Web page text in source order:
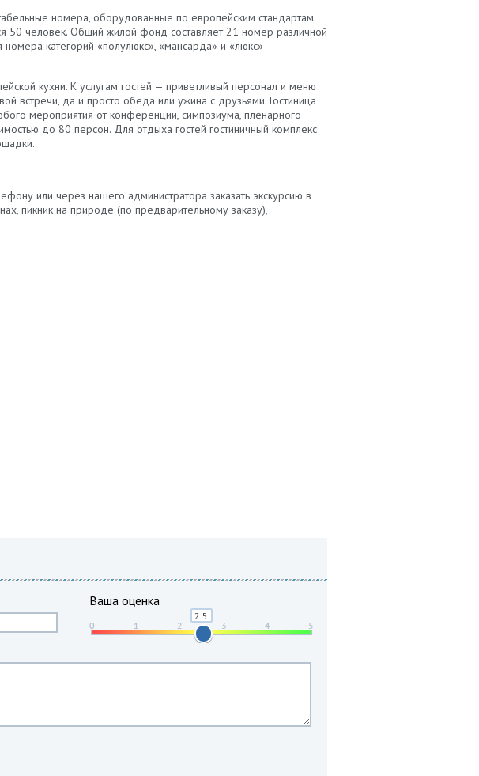
номера, оборудованные по европейским стандартам.
50 человек. Общий жилой фонд составляет 21 номер различной
категорий «полулюкс», «мансарда» и «люкс»
кухни. К услугам гостей — приветливый персонал и меню
встречи, да и просто обеда или ужина с друзьями. Гостиница
мероприятия от конференции, симпозиума, пленарного
до 80 персон. Для отдыха гостей гостиничный комплекс
или через нашего администратора заказать экскурсию в
пикник на природе (по предварительному заказу),
Ваша оценка